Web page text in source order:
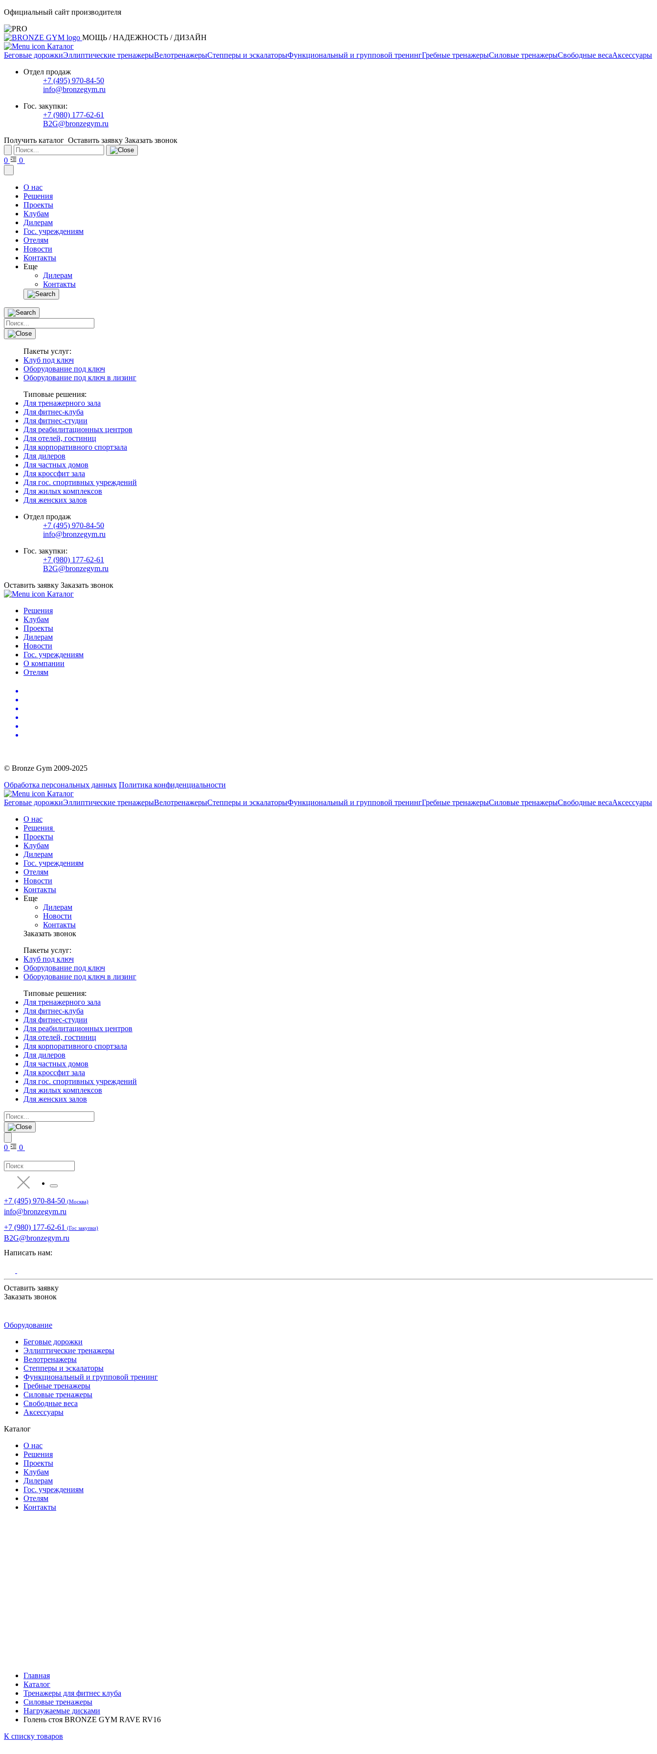
Официальный сайт производителя
МОЩЬ / НАДЕЖНОСТЬ / ДИЗАЙН
Каталог
Беговые дорожкиЭллиптические тренажерыВелотренажерыСтепперы и эскалаторыФункциональный и групповой тренингГребные тренажерыСиловые тренажерыСвободные весаАксессуары
Отдел продаж
+7 (495) 970-84-50
info@bronzegym.ru
Гос. закупки:
+7 (980) 177-62-61
B2G@bronzegym.ru
Получить каталог Оставить заявку Заказать звонок
0 0
О нас
Решения
Проекты
Клубам
Дилерам
Гос. учреждениям
Отелям
Новости
Контакты
Еще
Дилерам
Контакты
Пакеты услуг:
Клуб под ключ
Оборудование под ключ
Оборудование под ключ в лизинг
Типовые решения:
Для тренажерного зала
Для фитнес-клуба
Для фитнес-студии
Для реабилитационных центров
Для отелей, гостиниц
Для корпоративного спортзала
Для дилеров
Для частных домов
Для кроссфит зала
Для гос. спортивных учреждений
Для жилых комплексов
Для женских залов
Отдел продаж
+7 (495) 970-84-50
info@bronzegym.ru
Гос. закупки:
+7 (980) 177-62-61
B2G@bronzegym.ru
Оставить заявку Заказать звонок
Каталог
Решения
Клубам
Проекты
Дилерам
Новости
Гос. учреждениям
О компании
Отелям
© Bronze Gym 2009-2025
Обработка персональных данных Политика конфиденциальности
Каталог
Беговые дорожкиЭллиптические тренажерыВелотренажерыСтепперы и эскалаторыФункциональный и групповой тренингГребные тренажерыСиловые тренажерыСвободные весаАксессуары
О нас
Решения
Проекты
Клубам
Дилерам
Гос. учреждениям
Отелям
Новости
Контакты
Еще
Дилерам
Новости
Контакты
Заказать звонок
Пакеты услуг:
Клуб под ключ
Оборудование под ключ
Оборудование под ключ в лизинг
Типовые решения:
Для тренажерного зала
Для фитнес-клуба
Для фитнес-студии
Для реабилитационных центров
Для отелей, гостиниц
Для корпоративного спортзала
Для дилеров
Для частных домов
Для кроссфит зала
Для гос. спортивных учреждений
Для жилых комплексов
Для женских залов
0 0
+7 (495) 970-84-50 (Москва)
info@bronzegym.ru
+7 (980) 177-62-61 (Гос закупки)
B2G@bronzegym.ru
Написать нам:
Оставить заявку
Заказать звонок
Оборудование
Беговые дорожки
Эллиптические тренажеры
Велотренажеры
Степперы и эскалаторы
Функциональный и групповой тренинг
Гребные тренажеры
Силовые тренажеры
Свободные веса
Аксессуары
Каталог
О нас
Решения
Проекты
Клубам
Дилерам
Гос. учреждениям
Отелям
Контакты
Главная
Каталог
Тренажеры для фитнес клуба
Силовые тренажеры
Нагружаемые дисками
Голень стоя BRONZE GYM RAVE RV16
К списку товаров